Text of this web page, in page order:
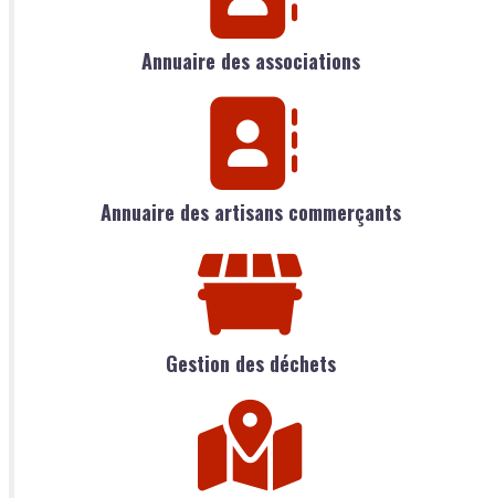
Annuaire des associations
Annuaire des artisans commerçants
Gestion des déchets